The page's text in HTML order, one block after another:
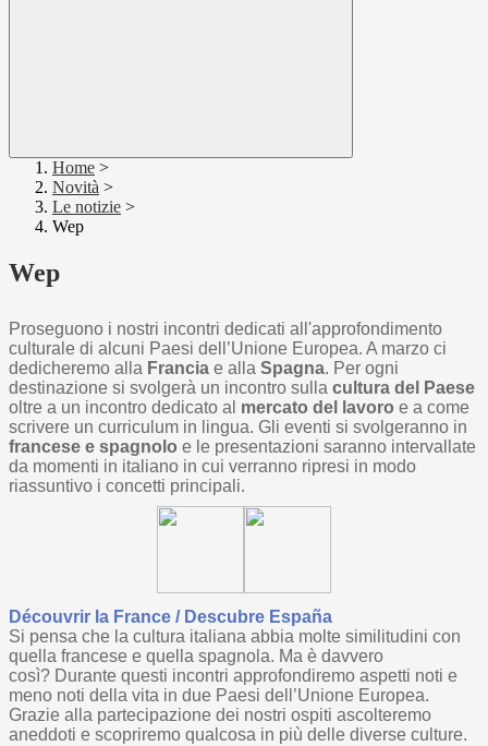
Home >
Novità >
Le notizie >
Wep
Wep
Proseguono i nostri incontri dedicati all'approfondimento
culturale di alcuni Paesi dell’Unione Europea. A marzo ci
dedicheremo alla Francia e alla Spagna. Per ogni
destinazione si svolgerà un incontro sulla cultura del Paese
oltre a un incontro dedicato al mercato del lavoro e a come
scrivere un curriculum in lingua. Gli eventi si svolgeranno in
francese e spagnolo e le presentazioni saranno intervallate
da momenti in italiano in cui verranno ripresi in modo
riassuntivo i concetti principali.
Découvrir la France / Descubre España
Si pensa che la cultura italiana abbia molte similitudini con
quella francese e quella spagnola. Ma è davvero
così? Durante questi incontri approfondiremo aspetti noti e
meno noti della vita in due Paesi dell’Unione Europea.
Grazie alla partecipazione dei nostri ospiti ascolteremo
aneddoti e scopriremo qualcosa in più delle diverse culture.